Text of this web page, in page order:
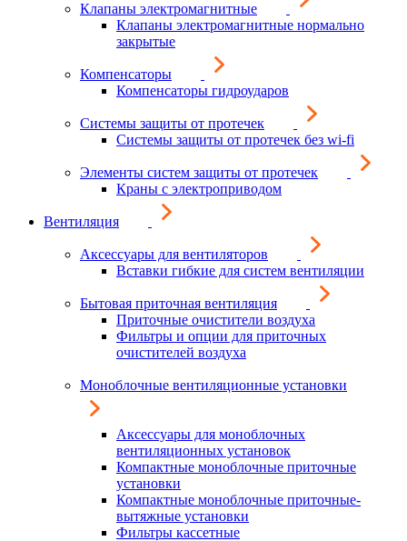
Клапаны электромагнитные
Клапаны электромагнитные нормально
закрытые
Компенсаторы
Компенсаторы гидроударов
Системы защиты от протечек
Системы защиты от протечек без wi-fi
Элементы систем защиты от протечек
Краны с электроприводом
Вентиляция
Аксессуары для вентиляторов
Вставки гибкие для систем вентиляции
Бытовая приточная вентиляция
Приточные очистители воздуха
Фильтры и опции для приточных
очистителей воздуха
Моноблочные вентиляционные установки
Аксессуары для моноблочных
вентиляционных установок
Компактные моноблочные приточные
установки
Компактные моноблочные приточные-
вытяжные установки
Фильтры кассетные